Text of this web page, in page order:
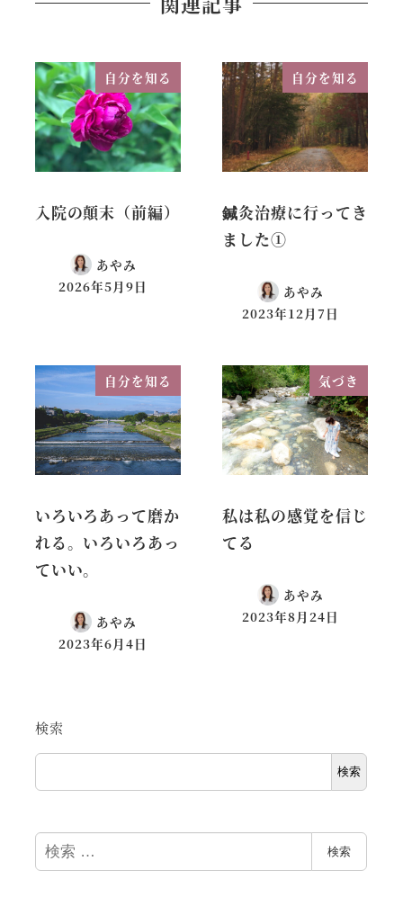
自分を知る
入院の顛末（前編）
あやみ
2026年5月9日
自分を知る
鍼灸治療に行ってき
ました①
あやみ
2023年12月7日
自分を知る
いろいろあって磨か
れる。いろいろあっ
ていい。
あやみ
2023年6月4日
気づき
私は私の感覚を信じ
てる
あやみ
2023年8月24日
検索
検索
検
索
検索